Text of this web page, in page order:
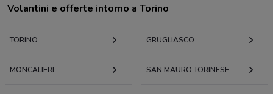
Volantini e offerte intorno a Torino
TORINO GRUGLIASCO
MONCALIERI SAN MAURO TORINESE